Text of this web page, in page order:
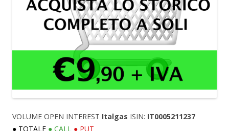
VOLUME OPEN INTEREST Italgas ISIN: IT0005211237
● TOTALE ● CALL ● PUT